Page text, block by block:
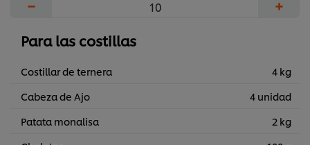
− +
Para las costillas
Costillar de ternera
4 kg
Cabeza de Ajo
4 unidad
Patata monalisa
2 kg